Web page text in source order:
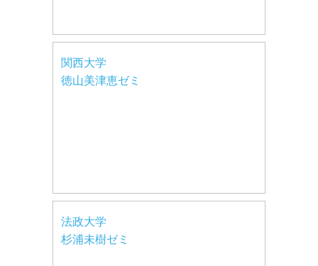
関西大学
徳山美津恵ゼミ
法政大学
杉浦未樹ゼミ